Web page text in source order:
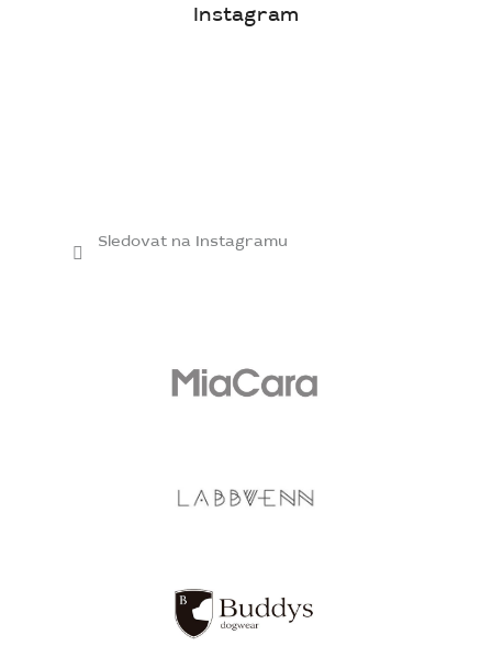
Instagram
Sledovat na Instagramu